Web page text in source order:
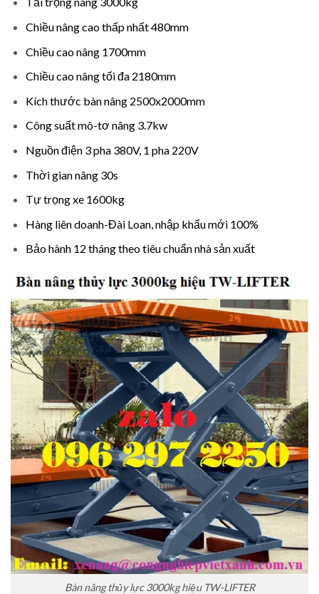
Chiều nâng cao thấp nhất 480mm
Chiều cao nâng 1700mm
Chiều cao nâng tối đa 2180mm
Kích thước bàn nâng 2500x2000mm
Công suất mô-tơ nâng 3.7kw
Nguồn điện 3 pha 380V, 1 pha 220V
Thời gian nâng 30s
Tự trọng xe 1600kg
Hàng liên doanh-Đài Loan, nhập khẩu mới 100%
Bảo hành 12 tháng theo tiêu chuẩn nhà sản xuất
Bàn nâng thủy lực 3000kg hiệu TW-LIFTER